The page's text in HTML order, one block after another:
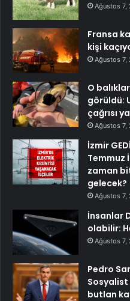
Ağustos 7,
Fransa
kişi
Ağustos 7,
O
görüldü:
çağrısı
Ağustos 7,
İzmir
Temmuz
zaman
gelecek?
Ağustos 7,
İnsanlar
olabilir:
Ağustos 7,
Pedro
Sosyalist
butlan